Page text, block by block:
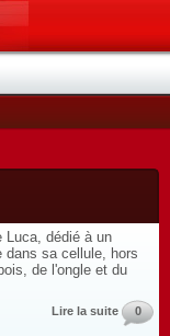
dédié à un
dans sa cellule, hors
de l'ongle et du
Lire la suite 0